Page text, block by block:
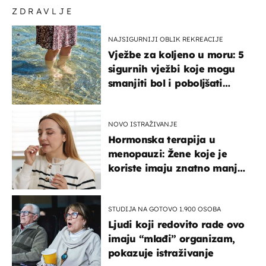
ZDRAVLJE
NAJSIGURNIJI OBLIK REKREACIJE
Vježbe za koljeno u moru: 5
sigurnih vježbi koje mogu
smanjiti bol i poboljšati
NOVO ISTRAŽIVANJE
Hormonska terapija u
menopauzi: Žene koje je
koriste imaju znatno manji
STUDIJA NA GOTOVO 1.900 OSOBA
Ljudi koji redovito rade ovo
imaju “mlađi” organizam,
pokazuje istraživanje